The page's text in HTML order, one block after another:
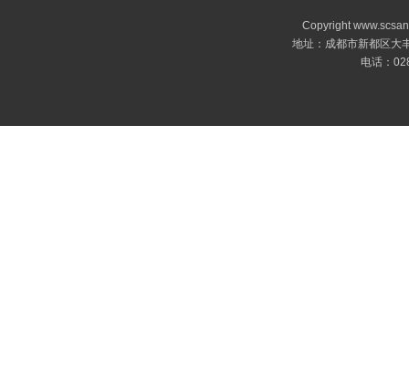
Copyright
地址：成都市新都区大
电话：